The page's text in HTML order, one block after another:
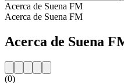
Acerca de Suena FM
Acerca de Suena FM
Acerca de Suena
(0)